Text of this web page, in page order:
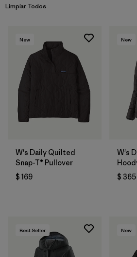
Limpiar Todos
New
W's Daily Quilted
Snap-T® Pullover
$ 169
New
W's
$ 365
Best Seller New